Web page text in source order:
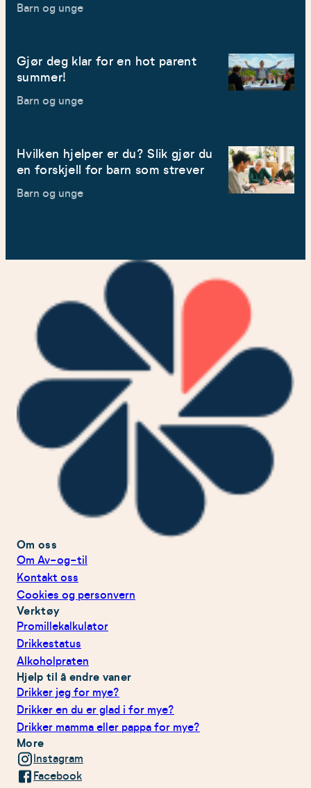
Barn og unge
Gjør deg klar for en hot parent
summer!
Barn og unge
Hvilken hjelper er du? Slik gjør du
en forskjell for barn som strever
Barn og unge
Om oss
Om Av-og-til
Kontakt oss
Cookies og personvern
Verktøy
Promillekalkulator
Drikkestatus
Alkoholpraten
Hjelp til å endre vaner
Drikker jeg for mye?
Drikker en du er glad i for mye?
Drikker mamma eller pappa for mye?
More
Instagram
Facebook